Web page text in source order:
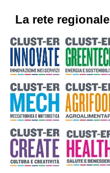
La rete regionale